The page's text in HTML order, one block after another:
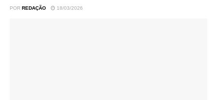
POR REDAÇÃO 18/03/2026